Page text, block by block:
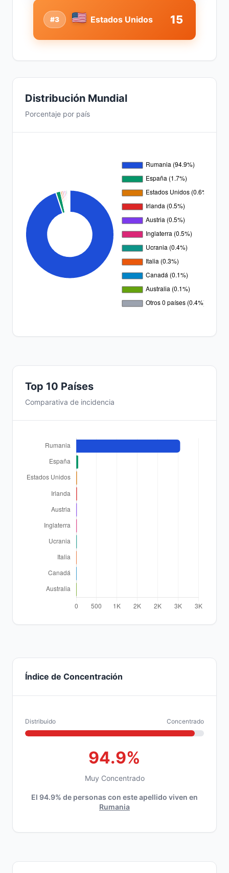
#3 Estados Unidos 15
Distribución Mundial
Porcentaje por país
Top 10 Países
Comparativa de incidencia
Índice de Concentración
Distribuido Concentrado
94.9%
Muy Concentrado
El 94.9% de personas con este apellido viven en
Rumania